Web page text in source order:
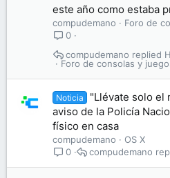
este año como estaba
compudemano
Foro de
0
Foro de consolas y
compudemano
Noticia
"Llévate solo el
aviso de la Policía
físico en casa
compudemano
OS X
0
compudemano